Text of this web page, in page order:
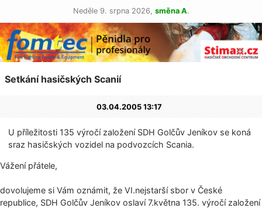
Neděle 9. srpna 2026, směna A.
Setkání hasičských Scanií
03.04.2005 13:17
U příležitosti 135 výročí založení SDH Golčův Jeníkov se koná
sraz hasičských vozidel na podvozcích Scania.
Vážení přátele,
dovolujeme si Vám oznámit, že VI.nejstarší sbor v České
republice, SDH Golčův Jeníkov oslaví 7.května 135. výročí založení